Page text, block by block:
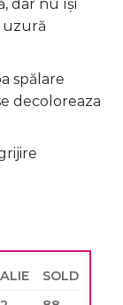
dar nu își
uzură
spălare
decoloreaza
SOLD